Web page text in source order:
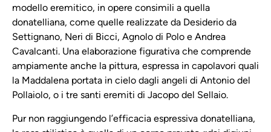
modello eremitico, in opere consimili a quella
donatelliana, come quelle realizzate da Desiderio da
Settignano, Neri di Bicci, Agnolo di Polo e Andrea
Cavalcanti. Una elaborazione figurativa che comprende
ampiamente anche la pittura, espressa in capolavori quali
la Maddalena portata in cielo dagli angeli di Antonio del
Pollaiolo, o i tre santi eremiti di Jacopo del Sellaio.
Pur non raggiungendo l’efficacia espressiva donatelliana,